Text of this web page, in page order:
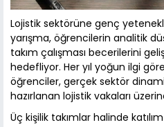
Lojistik sektörüne genç
yarışma, öğrencilerin analitik
takım çalışması becerilerini
hedefliyor. Her yıl yoğun ilgi
öğrenciler, gerçek sektör
hazırlanan lojistik vakaları
Üç kişilik takımlar halinde